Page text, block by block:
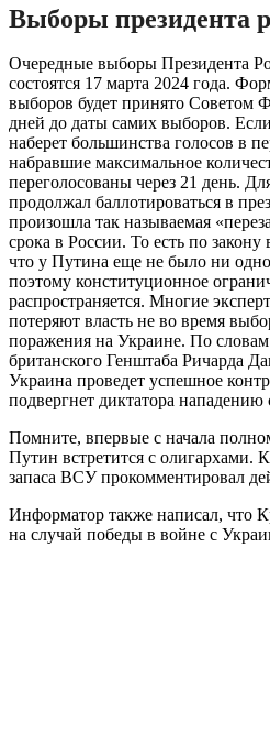
Выборы президента
Очередные выборы Президента
состоятся 17 марта 2024 года.
выборов будет принято Советом
дней до даты самих выборов.
наберет большинства голосов в
набравшие максимальное
переголосованы через 21 день.
продолжал баллотироваться в
произошла так называемая
срока в России. То есть по закону
что у Путина еще не было ни
поэтому конституционное
распространяется. Многие
потеряют власть не во время
поражения на Украине. По
британского Генштаба Ричарда
Украина проведет успешное
подвергнет диктатора
Помните, впервые с начала
Путин встретится с олигархами.
запаса ВСУ прокомментировал
Информатор также написал, что
на случай победы в войне с